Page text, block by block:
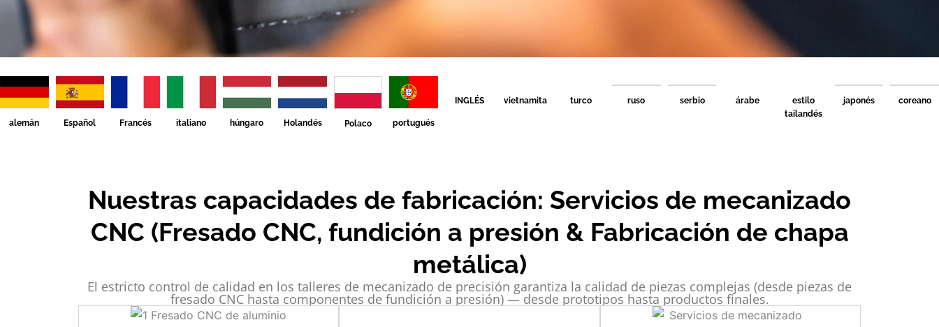
alemán Español Francés italiano húngaro Holandés Polaco portugués
INGLÉS vietnamita turco ruso serbio árabe
estilo
tailandés
japonés coreano
Nuestras capacidades de fabricación: Servicios de mecanizado
CNC (Fresado CNC, fundición a presión & Fabricación de chapa
metálica)
El estricto control de calidad en los talleres de mecanizado de precisión garantiza la calidad de piezas complejas (desde piezas de
fresado CNC hasta componentes de fundición a presión) — desde prototipos hasta productos finales.